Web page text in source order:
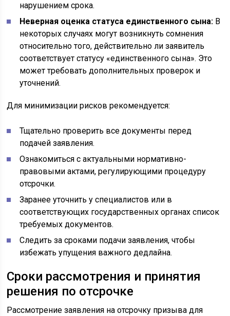
нарушением срока.
Неверная оценка статуса единственного сына: В
некоторых случаях могут возникнуть сомнения
относительно того, действительно ли заявитель
соответствует статусу «единственного сына». Это
может требовать дополнительных проверок и
уточнений.
Для минимизации рисков рекомендуется:
Тщательно проверить все документы перед
подачей заявления.
Ознакомиться с актуальными нормативно-
правовыми актами, регулирующими процедуру
отсрочки.
Заранее уточнить у специалистов или в
соответствующих государственных органах список
требуемых документов.
Следить за сроками подачи заявления, чтобы
избежать упущения важного дедлайна.
Сроки рассмотрения и принятия
решения по отсрочке
Рассмотрение заявления на отсрочку призыва для